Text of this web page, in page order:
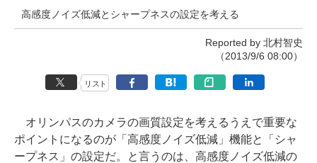
高感度ノイズ低減とシャープネスの設定を考える
Reported by 北村智史
（2013/9/6 08:00）
リスト
オリンパスのカメラの画質設定を考えるうえで重要な
ポイントになるのが「高感度ノイズ低減」機能と「シャ
ープネス」の設定だ。と言うのは、高感度ノイズ低減の